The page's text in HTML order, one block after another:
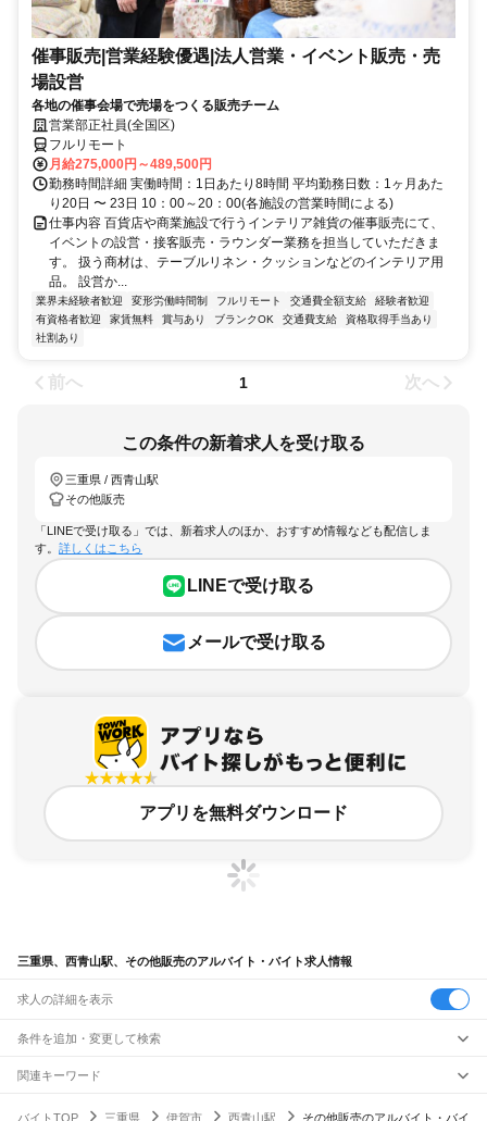
催事販売|営業経験優遇|法人営業・イベント販売・売
場設営
各地の催事会場で売場をつくる販売チーム
営業部正社員(全国区)
フルリモート
月給275,000円～489,500円
勤務時間詳細 実働時間：1日あたり8時間 平均勤務日数：1ヶ月あた
り20日 〜 23日 10：00～20：00(各施設の営業時間による)
仕事内容 百貨店や商業施設で行うインテリア雑貨の催事販売にて、
イベントの設営・接客販売・ラウンダー業務を担当していただきま
す。 扱う商材は、テーブルリネン・クッションなどのインテリア用
品。 設営か...
業界未経験者歓迎 変形労働時間制 フルリモート 交通費全額支給
経験者歓迎
有資格者歓迎
家賃無料 賞与あり ブランクOK 交通費支給
資格取得手当あり
社割あり
前へ 1 次へ
この条件の新着求人を受け取る
三重県 / 西青山駅
その他販売
「LINEで受け取る」では、新着求人のほか、おすすめ情報なども配信しま
す。 詳しくはこちら
LINEで受け取る
メールで受け取る
アプリを無料ダウンロード
三重県、西青山駅、その他販売のアルバイト・バイト求人情報
求人の詳細を表示
条件を追加・変更して検索
市区町村を追加・変更
駅を追加・変更
関連キーワード
バイトTOP
三重県 伊賀市 西青山駅 その他販売のアルバイト・バイ